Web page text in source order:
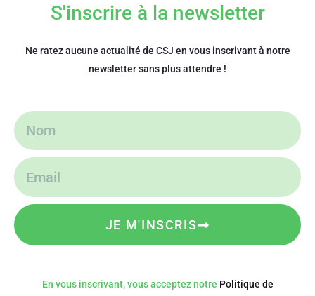
S'inscrire à la newsletter
Ne ratez aucune actualité de CSJ en vous inscrivant à notre
newsletter sans plus attendre !
JE M'INSCRIS
En vous inscrivant, vous acceptez notre Politique de